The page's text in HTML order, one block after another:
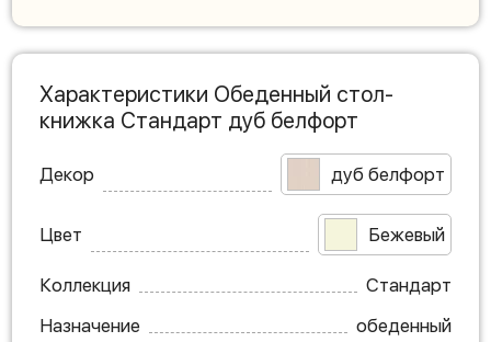
Характеристики Обеденный стол-
книжка Стандарт дуб белфорт
Декор дуб белфорт
Цвет Бежевый
Коллекция
Стандарт
Назначение
обеденный